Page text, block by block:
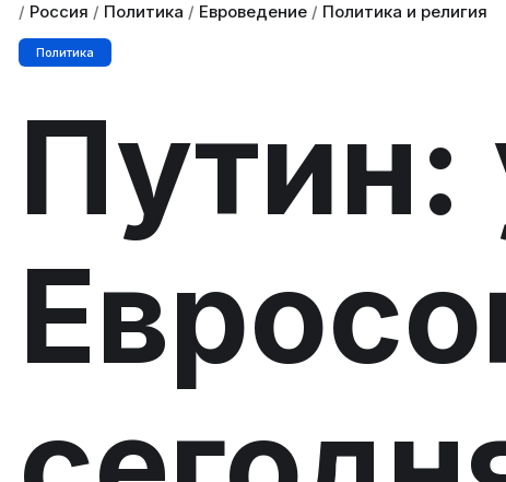
/ Россия / Политика / Евроведение / Политика и религия
Политика
Путин: